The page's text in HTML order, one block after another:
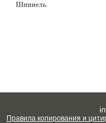
Шпинель
Правила копирования и